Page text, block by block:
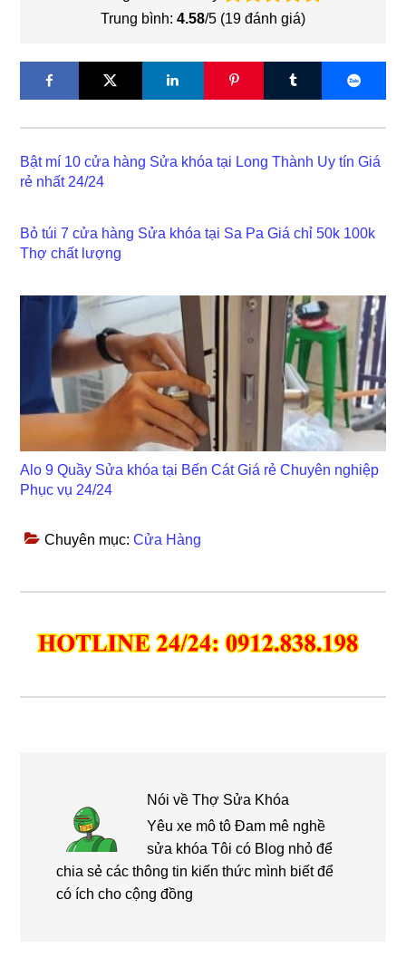
Trung bình: 4.58/5 (19 đánh giá)
Bật mí 10 cửa hàng Sửa khóa tại Long Thành Uy tín Giá
rẻ nhất 24/24
Bỏ túi 7 cửa hàng Sửa khóa tại Sa Pa Giá chỉ 50k 100k
Thợ chất lượng
Alo 9 Quầy Sửa khóa tại Bến Cát Giá rẻ Chuyên nghiệp
Phục vụ 24/24
Chuyên mục:Cửa Hàng
Nói vềThợ Sửa Khóa
Yêu xe mô tô Đam mê nghề
sửa khóa Tôi có Blog nhỏ để
chia sẻ các thông tin kiến thức mình biết để
có ích cho cộng đồng